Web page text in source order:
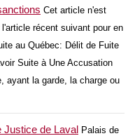
Cet article n'est
récent suivant pour en
au Québec: Délit de Fuite
Suite à Une Accusation
ayant la garde, la charge ou
Justice de Laval Palais de